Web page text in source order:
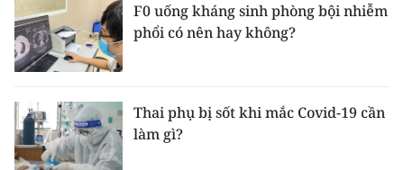
F0 uống kháng sinh phòng bội nhiễm
phổi có nên hay không?
Thai phụ bị sốt khi mắc Covid-19 cần
làm gì?